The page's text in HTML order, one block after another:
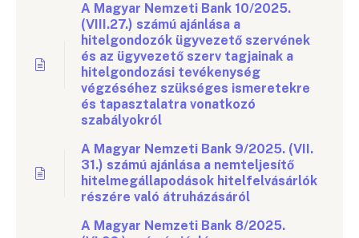
A Magyar Nemzeti Bank 10/2025.
(VIII.27.) számú ajánlása a
hitelgondozók ügyvezető szervének
és az ügyvezető szerv tagjainak a
hitelgondozási tevékenység
végzéséhez szükséges ismeretekre
és tapasztalatra vonatkozó
szabályokról
A Magyar Nemzeti Bank 9/2025. (VII.
31.) számú ajánlása a nemteljesítő
hitelmegállapodások hitelfelvásárlók
részére való átruházásáról
A Magyar Nemzeti Bank 8/2025.